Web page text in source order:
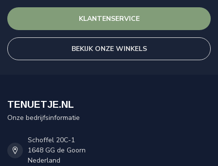
KLANTENSERVICE
BEKIJK ONZE WINKELS
TENUETJE.NL
Onze bedrijfsinformatie
Schoffel 20C-1
1648 GG de Goorn
Nederland